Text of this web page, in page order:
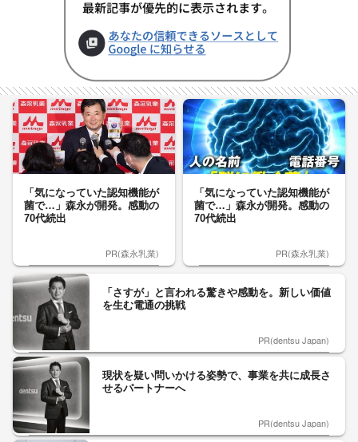
「気になっていた認知機能が
菌で…」森永が開発。感動の
70代続出
PR(森永乳業)
「気になっていた認知機能が
菌で…」森永が開発。感動の
70代続出
PR(森永乳業)
「さすが」と言われる驚きや感動を。新しい価値
を生む電通の挑戦
PR(dentsu Japan)
現状を疑い問いかける姿勢で、事業を共に成長さ
せるパートナーへ
PR(dentsu Japan)